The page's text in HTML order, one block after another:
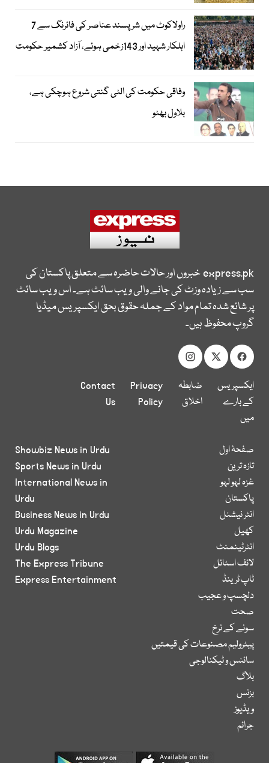
راولاکوٹ میں شرپسند عناصر کی فائرنگ سے 7
اہلکار شہید اور 143زخمی ہوئے، آزاد کشمیر حکومت
وفاقی حکومت کی الٹی گنتی شروع ہوچکی ہے،
بلاول بھٹو
express.pkخبروں اور حالات حاضرہ سے متعلق پاکستان کی
سب سے زیادہ وزٹ کی جانے والی ویب سائٹ ہے۔ اس ویب سائٹ
پر شائع شدہ تمام مواد کے جملہ حقوق بحق ایکسپریس میڈیا
گروپ محفوظ ہیں۔
ایکسپریس
کے بارے
میں
ضابطہ
اخلاق
Privacy
Policy
Contact
Us
صفحۂ اول
تازہ ترین
غزہ لہو لہو
پاکستان
انٹر نیشنل
کھیل
انٹرٹینمنٹ
لائف اسٹائل
ٹاپ ٹرینڈ
دلچسپ و عجیب
صحت
سونے کے نرخ
پیٹرولیم مصنوعات کی قیمتیں
سائنس و ٹیکنالوجی
بلاگ
بزنس
ویڈیوز
جرائم
Showbiz News in Urdu
Sports News in Urdu
International News in
Urdu
Business News in Urdu
Urdu Magazine
Urdu Blogs
The Express Tribune
Express Entertainment